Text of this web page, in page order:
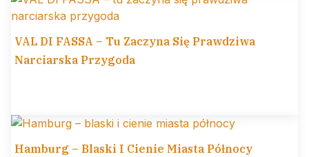
VAL DI FASSA – Tu Zaczyna Się Prawdziwa
Narciarska Przygoda
Hamburg – Blaski I Cienie Miasta Północy